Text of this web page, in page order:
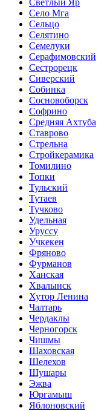
Село Мга
Сельцо
Селятино
Семелуки
Серафимовский
Сестрорецк
Сиверский
Собинка
Сосновоборск
Софрино
Средняя Ахтуба
Ставрово
Стрельна
Стройкерамика
Томилино
Топки
Тульский
Тутаев
Тучково
Удельная
Уруссу
Учкекен
Фряново
Фурманов
Ханская
Хвалынск
Хутор Ленина
Чалтарь
Чердаклы
Черногорск
Чишмы
Шаховская
Шелехов
Шушары
Эжва
Юргамыш
Яблоновский